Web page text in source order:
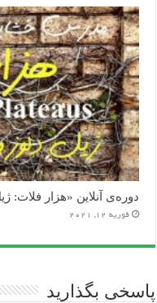
دوره‌ی آنلاین «هزار فلات:
فوریه 12, 2021
پاسخی بگذارید